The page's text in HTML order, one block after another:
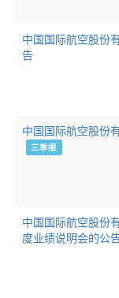
中国国际航空股份
告
中国国际航空股份
三季报
中国国际航空股份
度业绩说明会的公